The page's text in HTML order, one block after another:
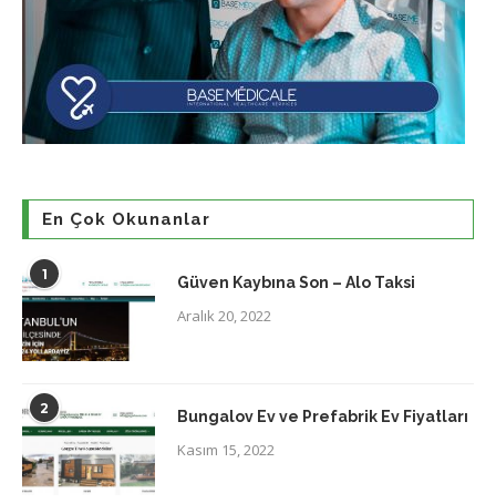
En Çok Okunanlar
1 Güven Kaybına Son – Alo Taksi
Aralık 20, 2022
2 Bungalov Ev ve Prefabrik Ev Fiyatları
Kasım 15, 2022